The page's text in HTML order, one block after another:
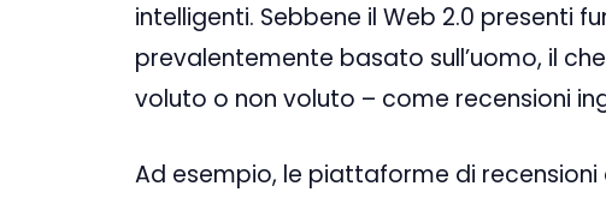
intelligenti. Sebbene il Web 2.0 presenti
prevalentemente basato sull’uomo, il
voluto o non voluto – come recensioni
Ad esempio, le piattaforme di